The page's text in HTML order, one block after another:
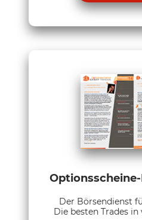
Der Börsendienst
Die besten Trades